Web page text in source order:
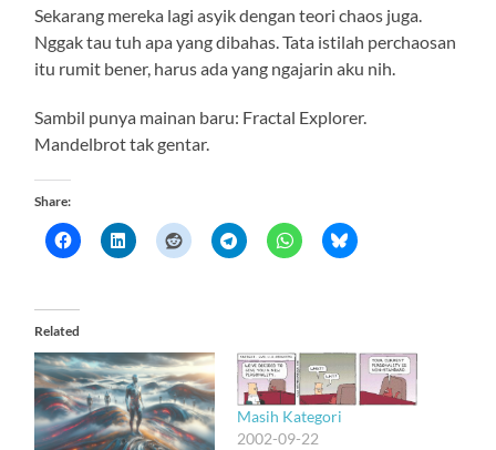
Sekarang mereka lagi asyik dengan teori chaos juga.
Nggak tau tuh apa yang dibahas. Tata istilah perchaosan
itu rumit bener, harus ada yang ngajarin aku nih.
Sambil punya mainan baru: Fractal Explorer.
Mandelbrot tak gentar.
Share:
Related
Masih Kategori
2002-09-22